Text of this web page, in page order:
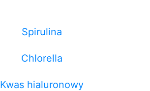
Spirulina
Chlorella
Kwas hialuronowy